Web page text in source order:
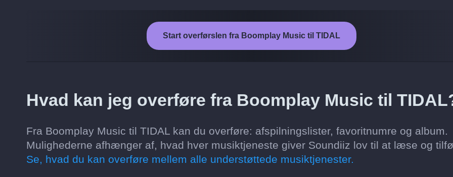
Start overførslen fra Boomplay Music til TIDAL
Hvad kan jeg overføre fra Boomplay Music til
Fra Boomplay Music til TIDAL kan du overføre: afspilningslister, favoritnumre og album.
Mulighederne afhænger af, hvad hver musiktjeneste giver Soundiiz lov til at læse og
Se, hvad du kan overføre mellem alle understøttede musiktjenester.